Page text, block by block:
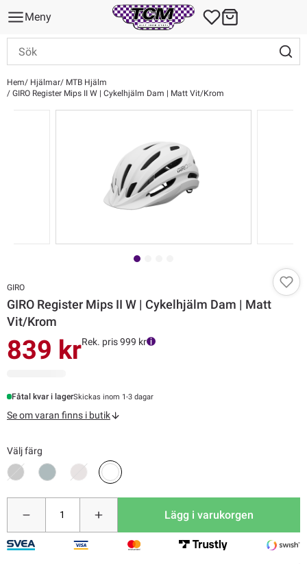
Meny
Hem Hjälmar
MTB Hjälm
GIRO Register Mips II W | Cykelhjälm Dam | Matt Vit/Krom
GIRO
GIRO Register Mips II W | Cykelhjälm Dam | Matt
Vit/Krom
839 krRek. pris 999 kr
Fåtal kvar i lagerSkickas inom 1-3 dagar
Se om varan finns i butik
Välj färg
Lägg i varukorgen